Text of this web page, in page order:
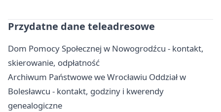
Przydatne dane teleadresowe
Dom Pomocy Społecznej w Nowogrodźcu - kontakt,
skierowanie, odpłatność
Archiwum Państwowe we Wrocławiu Oddział w
Bolesławcu - kontakt, godziny i kwerendy
genealogiczne